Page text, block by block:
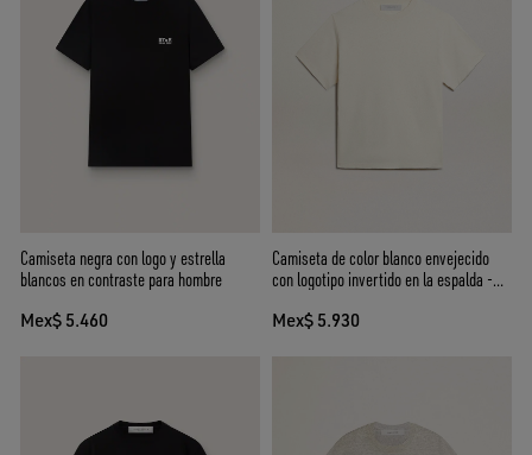
Camiseta negra con logo y estrella
blancos en contraste para hombre
Mex$ 5.460
Camiseta de color blanco envejecido
con logotipo invertido en la espalda -
Mex$ 5.930